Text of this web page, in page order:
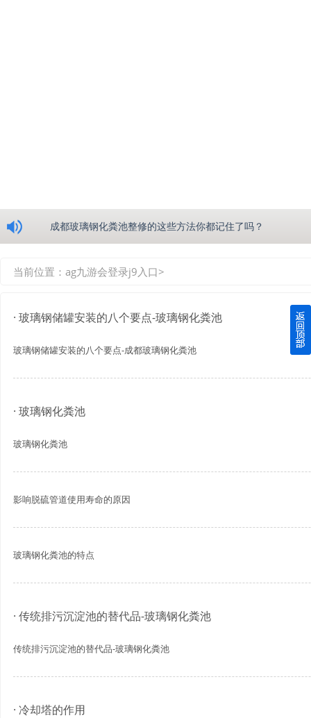
成都玻璃钢化粪池整修的这些方法你都记住了吗？
四川玻璃钢化粪池逐渐取代传统玻璃钢化粪池的这几点原因
使用成都玻璃钢化粪池的七大好处你都记住了吗？
当前位置： ag九游会登录j9入口>
· 玻璃钢储罐安装的八个要点-玻璃钢化粪池
玻璃钢储罐安装的八个要点-成都玻璃钢化粪池
· 玻璃钢化粪池
玻璃钢化粪池
影响脱硫管道使用寿命的原因
玻璃钢化粪池的特点
· 传统排污沉淀池的替代品-玻璃钢化粪池
传统排污沉淀池的替代品-玻璃钢化粪池
· 冷却塔的作用